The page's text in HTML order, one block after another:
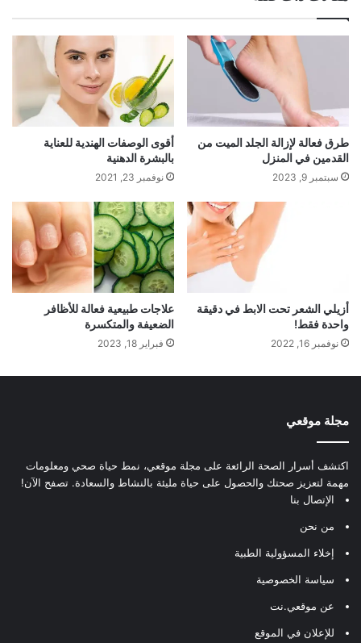
طرق فعالة لإزالة الجلد الميت من
القدمين في المنزل
سبتمبر 9, 2023
أقوى الوصفات الهندية للعناية
بالبشرة الدهنية
نوفمبر 23, 2021
أزيلي الشعر تحت الابط في دقيقة
واحدة فقط!
نوفمبر 16, 2022
علاجات طبيعية فعالة للأظافر
الضعيفة والمتكسرة
فبراير 18, 2023
مجلة موقعي
اكتشف أسرار الصحة الرائعة على مجلة موقعي، نمط حياة صحي ومعلومات
مهمة لتعزيز صحتك والحصول على حياة مليئة بالنشاط والسعادة. تصفح الآن!
الإتصال بنا
من نحن
إخلاء المسؤولية الطبية
سياسة الخصوصية
عن موقعي.نت
للإعلان في الموقع